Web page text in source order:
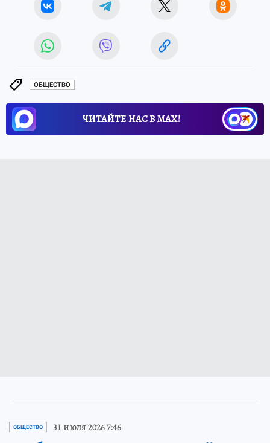
ОБЩЕСТВО
ЧИТАЙТЕ НАС В МАХ!
ОБЩЕСТВО 31 июля 2026 7:46